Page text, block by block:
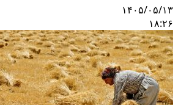
۱۴۰۵/۰۵/۱۳
۱۸:۲۶